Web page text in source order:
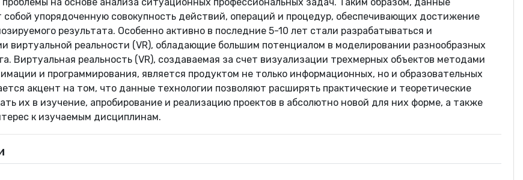
собой упорядоченную совокупность действий, операций и процедур, обеспечивающих достижение
результата. Особенно активно в последние 5-10 лет стали разрабатываться и
виртуальной реальности (VR), обладающие большим потенциалом в моделировании разнообразных
Виртуальная реальность (VR), создаваемая за счет визуализации трехмерных объектов методами
и программирования, является продуктом не только информационных, но и образовательных
акцент на том, что данные технологии позволяют расширять практические и теоретические
их в изучение, апробирование и реализацию проектов в абсолютно новой для них форме, а также
к изучаемым дисциплинам.